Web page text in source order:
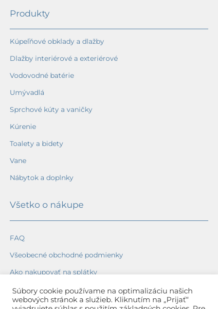
Produkty
Kúpeľňové obklady a dlažby
Dlažby interiérové a exteriérové
Vodovodné batérie
Umývadlá
Sprchové kúty a vaničky
Kúrenie
Toalety a bidety
Vane
Nábytok a doplnky
Všetko o nákupe
FAQ
Všeobecné obchodné podmienky
Ako nakupovať na splátky
Ochrana osobných údajov
Reklamačný poriadok
Súbory cookie používame na optimalizáciu našich
webových stránok a služieb. Kliknutím na „Prijať“